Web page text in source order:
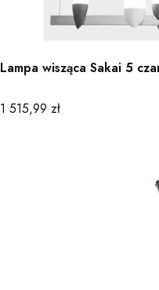
Lampa wisząca Sakai 5
Cena
1 515,99 zł